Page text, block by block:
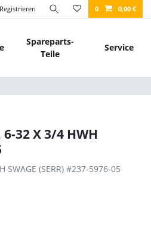
Registrieren 0 0,00 €
Spareparts-
Teile
Service
32 X 3/4 HWH
(SERR) #237-5976-05